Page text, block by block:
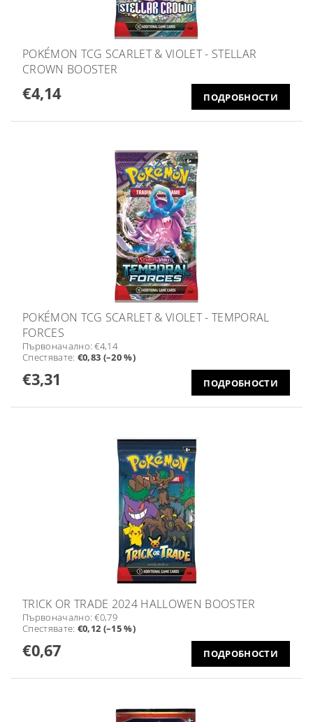
POKÉMON TCG SCARLET & VIOLET - STELLAR
CROWN BOOSTER
€4,14 ПОДРОБНОСТИ
POKÉMON TCG SCARLET & VIOLET - TEMPORAL
FORCES
Първоначално:€4,14
Спестявате: €0,83 (–20 %)
€3,31 ПОДРОБНОСТИ
TRICK OR TRADE 2024 HALLOWEN BOOSTER
Първоначално:€0,79
Спестявате: €0,12 (–15 %)
€0,67 ПОДРОБНОСТИ